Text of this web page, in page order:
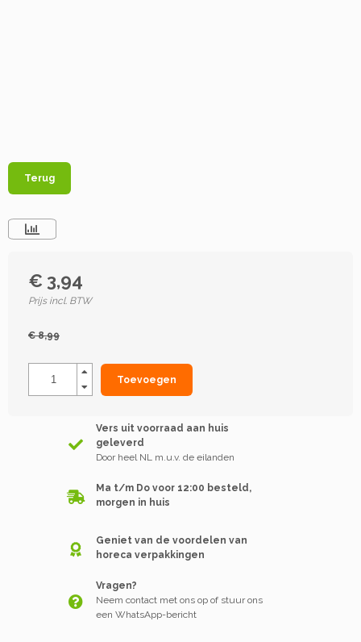
Terug
€ 3,94
Prijs incl. BTW
€ 8,99
Toevoegen
Vers uit voorraad aan huis
geleverd
Door heel NL m.u.v. de eilanden
Ma t/m Do voor 12:00 besteld,
morgen in huis
Geniet van de voordelen van
horeca verpakkingen
Vragen?
Neem contact met ons op of stuur ons
een WhatsApp-bericht